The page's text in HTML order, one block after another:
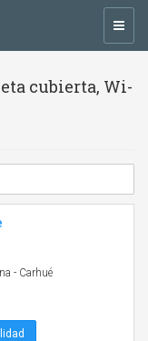
cubierta, Wi-
- Carhué